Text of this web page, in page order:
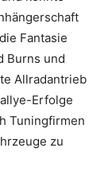
Fantasie
Burns und
Allradantrieb
Erfolge
Tuningfirmen
zu